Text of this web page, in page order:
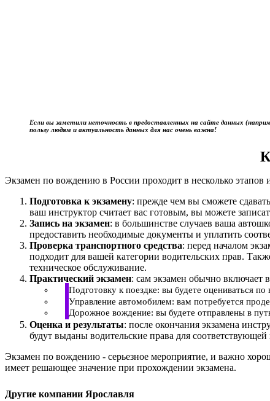
Если вы заметили неточность в предоставленных на сайте данных
пользу людям и актуальность данных для нас очень важна!
Экзамен по вождению в России проходит в несколько этапов
Подготовка к экзамену: прежде чем вы сможете
ваш инструктор считает вас готовым, вы можете
Запись на экзамен: в большинстве случаев ваша
предоставить необходимые документы и уплатить
Проверка транспортного средства: перед началом
подходит для вашей категории водительских прав.
техническое обслуживание.
Практический экзамен: сам экзамен обычно включает
Подготовку к поездке: вы будете оцениваться
Управление автомобилем: вам потребуется
Дорожное вождение: вы будете отправлены в
Оценка и результаты: после окончания экзамена
будут выданы водительские права для
Экзамен по вождению - серьезное мероприятие, и важно
имеет решающее значение при прохождении экзамена.
Другие компании Ярославля